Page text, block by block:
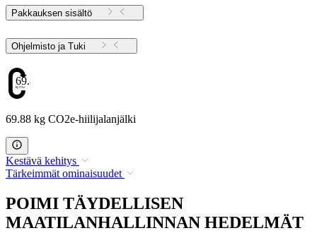
Pakkauksen sisältö
Ohjelmisto ja Tuki
69.88
69.88 kg CO2e-hiilijalanjälki
Kestävä kehitys
Tärkeimmät ominaisuudet
POIMI TÄYDELLISEN
MAATILANHALLINNAN HEDELMÄT